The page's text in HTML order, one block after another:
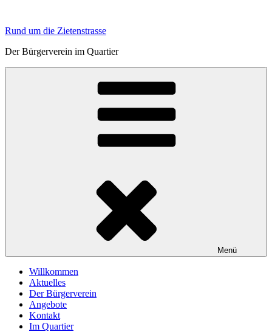
springen
Rund um die Zietenstrasse
Der Bürgerverein im Quartier
Menü
Willkommen
Aktuelles
Der Bürgerverein
Angebote
Kontakt
Im Quartier